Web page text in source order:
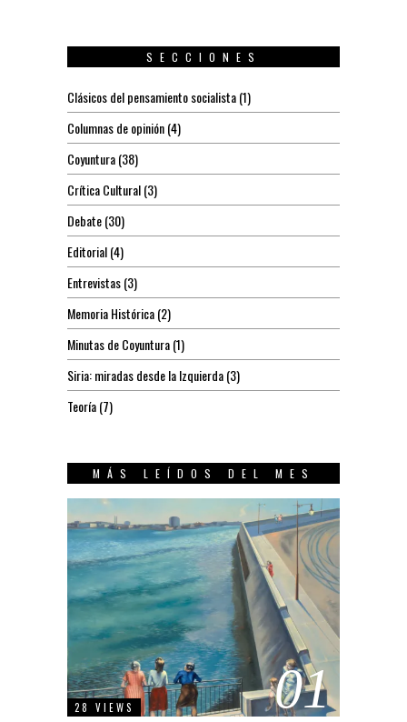
SECCIONES
Clásicos del pensamiento socialista(1)
Columnas de opinión(4)
Coyuntura(38)
Crítica Cultural(3)
Debate(30)
Editorial(4)
Entrevistas(3)
Memoria Histórica(2)
Minutas de Coyuntura(1)
Siria: miradas desde la Izquierda(3)
Teoría(7)
MÁS LEÍDOS DEL MES
01
28 VIEWS